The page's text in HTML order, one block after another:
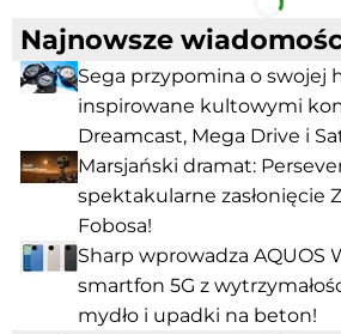
Najnowsze
Sega przypomina o swojej
inspirowane kultowymi
Dreamcast, Mega Drive i
Marsjański dramat:
spektakularne zasłonięcie
Fobosa!
Sharp wprowadza AQUOS
smartfon 5G z
mydło i upadki na beton!